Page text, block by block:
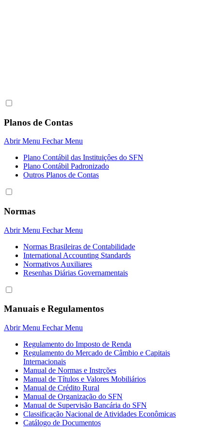
Planos de Contas
Abrir Menu Fechar Menu
Plano Contábil das Instituiçôes do SFN
Plano Contábil Padronizado
Outros Planos de Contas
Normas
Abrir Menu Fechar Menu
Normas Brasileiras de Contabilidade
International Accounting Standards
Normativos Auxiliares
Resenhas Diárias Governamentais
Manuais e Regulamentos
Abrir Menu Fechar Menu
Regulamento do Imposto de Renda
Regulamento do Mercado de Câmbio e Capitais
Internacionais
Manual de Normas e Instrções
Manual de Títulos e Valores Mobiliários
Manual de Crédito Rural
Manual de Organização do SFN
Manual de Supervisão Bancária do SFN
Classificação Nacional de Atividades Econômicas
Catálogo de Documentos